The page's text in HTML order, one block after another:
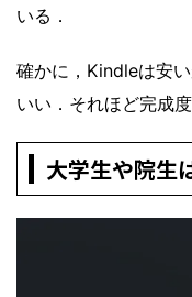
いる．
確かに，Kindleは安
いい．それほど完成
大学生や院生